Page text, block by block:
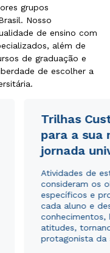
grupos
Nosso
de ensino com
além de
de graduação e
de escolher a
Trilhas
para a sua
jornada
Atividades de
consideram os
específicos e
cada aluno e
conhecimentos,
atitudes,
protagonista da